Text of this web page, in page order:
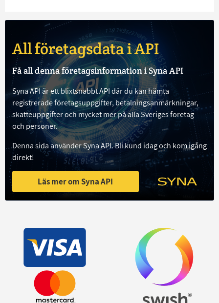
All företagsdata i API
Få all denna företagsinformation i Syna API
Syna API är ett blixtsnabbt API där du kan hämta
registrerade företagsuppgifter, betalningsanmärkningar,
skatteuppgifter och mycket mer på alla Sveriges företag
och personer.
Denna sida använder Syna API. Bli kund idag och kom igång
direkt!
Läs mer om Syna API